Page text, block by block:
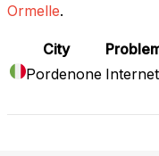
Ormelle.
City
Pordenone Internet